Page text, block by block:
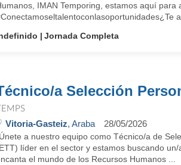
IMAN Temporing, estamos aquí para
Jornada Completa
a Selección
TEMPS
Vitoria-Gasteiz, Araba 28/05/2026
a nuestro equipo como Técnico/a de
líder en el sector y estamos buscando
el mundo de los Recursos Humanos ...